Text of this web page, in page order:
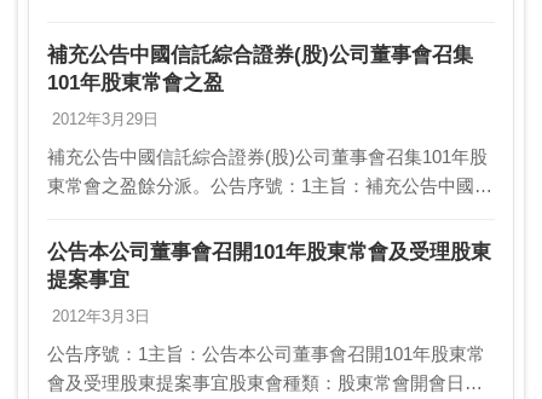
基 中國信託商業銀…
補充公告中國信託綜合證券(股)公司董事會召集
101年股東常會之盈
2012年3月29日
補充公告中國信託綜合證券(股)公司董事會召集101年股
東常會之盈餘分派。公告序號：1主旨：補充公告中國信
派。股東會種類：股東常會開會日期：101…
公告本公司董事會召開101年股東常會及受理股東
提案事宜
2012年3月3日
公告序號：1主旨：公告本公司董事會召開101年股東常
會及受理股東提案事宜股東會種類：股東常會開會日